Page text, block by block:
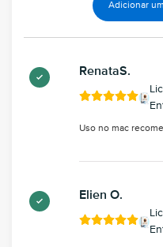
Adicionar
RenataS.
Uso no mac
Elien O.